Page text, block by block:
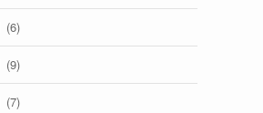
(6)
(9)
(7)